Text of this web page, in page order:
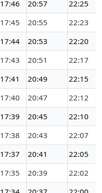
17:46 20:57
22:25
17:45 20:55
22:23
17:44 20:53
22:20
17:43 20:51
22:17
17:41 20:49
22:15
17:40 20:47
22:12
17:39 20:45
22:10
17:38 20:43
22:07
17:37 20:41
22:05
17:35 20:39
22:02